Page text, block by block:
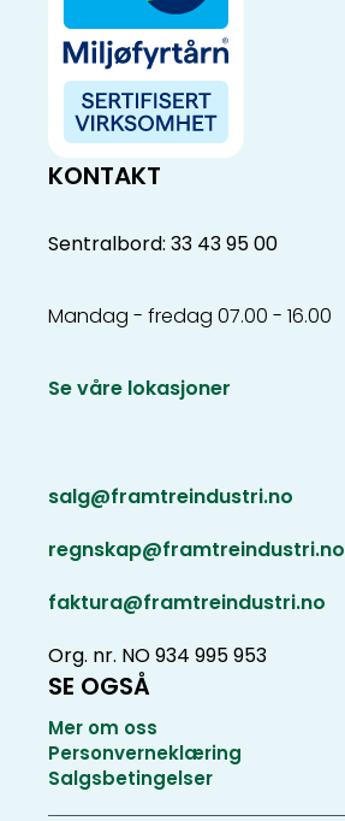
KONTAKT
Sentralbord: 33 43 95 00
Mandag - fredag 07.00 - 16.00
Se våre lokasjoner
salg@framtreindustri.no
regnskap@framtreindustri.no
faktura@framtreindustri.no
Org. nr. NO 934 995 953
SE OGSÅ
Mer om oss
Personverneklæring
Salgsbetingelser